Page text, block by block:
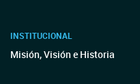
INSTITUCIONAL
Misión, Visión e Historia